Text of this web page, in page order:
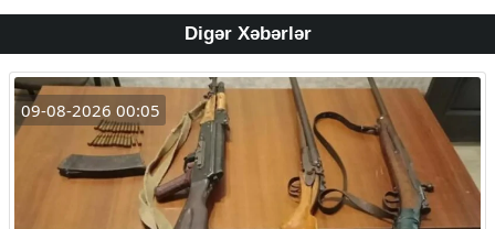
Digər Xəbərlər
09-08-2026 00:05